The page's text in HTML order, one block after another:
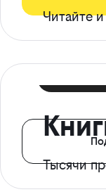
Читайте
Тысячи
с